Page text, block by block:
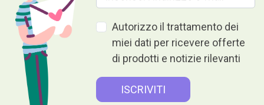
Autorizzo il trattamento dei
miei dati per ricevere offerte
di prodotti e notizie rilevanti